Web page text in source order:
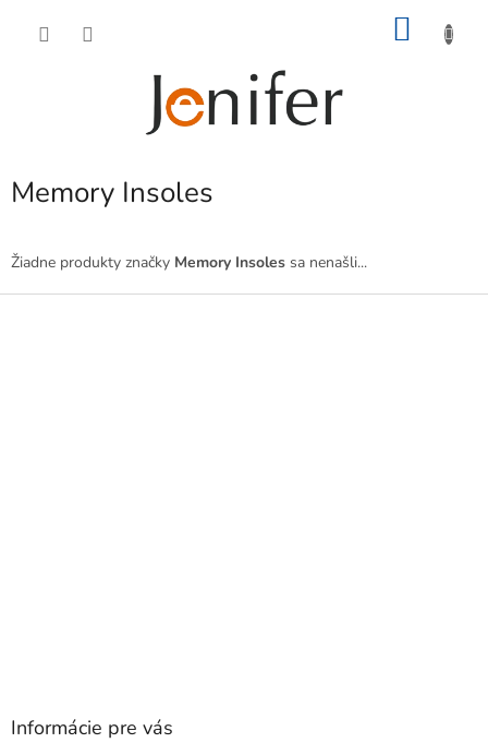
Memory Insoles
Žiadne produkty značky Memory Insoles sa nenašli...
Z
Informácie pre vás